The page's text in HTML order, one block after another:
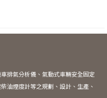
排氣分析儀、氣動式車輛安全固定
油煙度計等之規劃、設計、生產、